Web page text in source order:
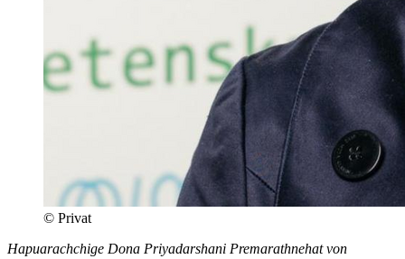
© Privat
Hapuarachchige Dona Priyadarshani Premarathnehat von